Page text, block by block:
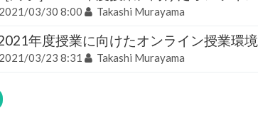
2021/03/30 8:00 Takashi Murayama
年度授業に向けたオンライン授業環
2021/03/23 8:31 Takashi Murayama